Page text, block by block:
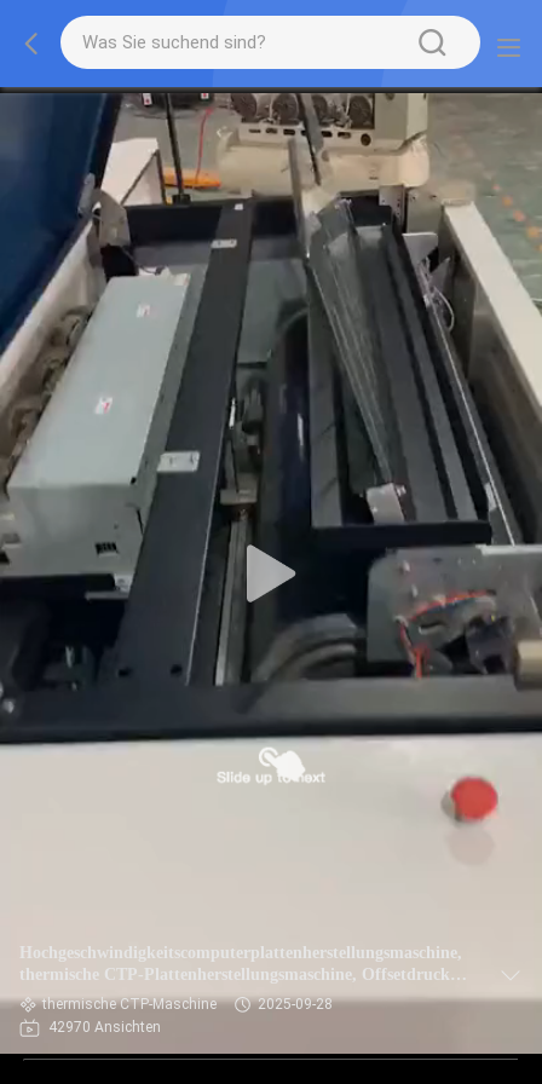
Hochgeschwindigkeitscomputerplattenherstellungsmaschine,
thermische CTP-Plattenherstellungsmaschine, Offsetdruck
CTP-Plattenherstellungsmaschine
thermische CTP-Maschine
2025-09-28
42970 Ansichten